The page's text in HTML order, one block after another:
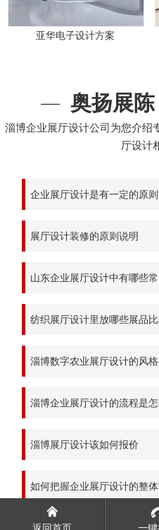
亚华电子设计方案
奥扬展陈
淄博企业展厅设计公司为您介绍
厅设计
企业展厅设计是有一定的原
展厅设计装修的原则说明
山东企业展厅设计中有哪些
纺织展厅设计里放哪些展品比
淄博数字农业展厅设计的风
淄博企业展厅设计的流程是怎
淄博展厅设计该如何报价
如何把握企业展厅设计的整